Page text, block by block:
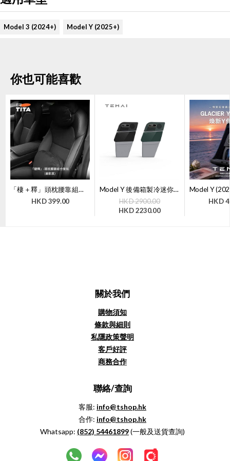
Model 3 (2024+) Model Y (2025+)
你也可能喜歡
「棲＋釋」頭枕腰靠組合套裝 | TITA
HKD399.00
Model Y 後備箱製冷迷你雪櫃露營特麥小Y冰箱（二代）｜TEMAI 【7天購物保障】
HKD2900.00
HKD2230.00
HKD
關於我們
購物須知
條款與細則
私隱政策聲明
客戶好評
商務合作
聯絡/查詢
客服: info@tshop.hk
合作: info@tshop.hk
Whatsapp: (852) 54461899(一般及送貨查詢)